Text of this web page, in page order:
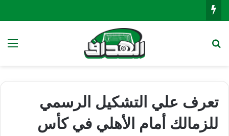
تعرف علي التشكيل الرسمي
للزمالك أمام الأهلي في كأس